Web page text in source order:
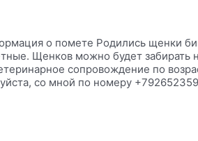
о помете Родились щенки
Щенков можно будет забирать
сопровождение по
со мной по номеру